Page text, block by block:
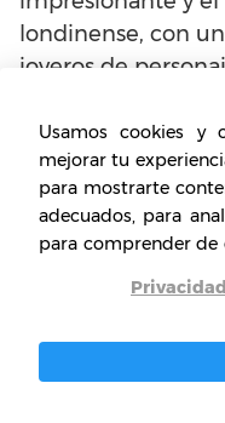
londinense, con
joyeros de
Aquí puede ver los
Cambridge.
Usamos cookies y
mejorar tu
para mostrarte
adecuados, para
para comprender de